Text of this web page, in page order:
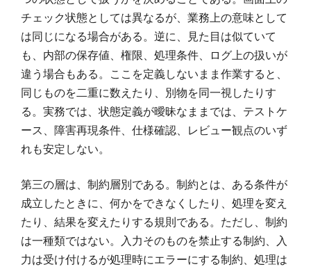
チェック状態としては異なるが、業務上の意味として
は同じになる場合がある。逆に、見た目は似ていて
も、内部の保存値、権限、処理条件、ログ上の扱いが
違う場合もある。ここを定義しないまま作業すると、
同じものを二重に数えたり、別物を同一視したりす
る。実務では、状態定義が曖昧なままでは、テストケ
ース、障害再現条件、仕様確認、レビュー観点のいず
れも安定しない。
第三の層は、制約層別である。制約とは、ある条件が
成立したときに、何かをできなくしたり、処理を変え
たり、結果を変えたりする規則である。ただし、制約
は一種類ではない。入力そのものを禁止する制約、入
力は受け付けるが処理時にエラーにする制約、処理は